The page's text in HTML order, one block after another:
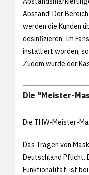
Abstand! Der
werden die Kunden
desinfizieren. Im
installiert worden, so
Zudem wurde der
Die "Meister-
Die THW-Meister-
Das Tragen von
Deutschland Pflicht.
Funktionalität, ist bei